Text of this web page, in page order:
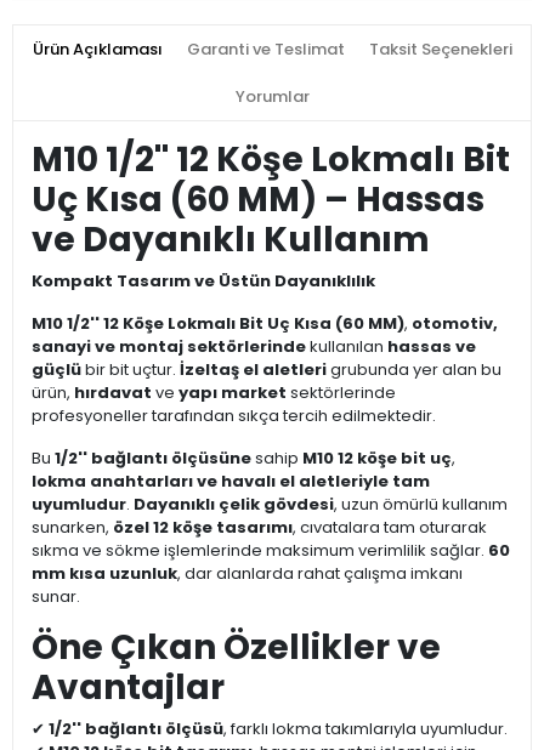
Ürün Açıklaması Garanti ve Teslimat Taksit Seçenekleri
Yorumlar
M10 1/2'' 12 Köşe Lokmalı Bit
Uç Kısa (60 MM) – Hassas
ve Dayanıklı Kullanım
Kompakt Tasarım ve Üstün Dayanıklılık
M10 1/2'' 12 Köşe Lokmalı Bit Uç Kısa (60 MM), otomotiv,
sanayi ve montaj sektörlerindekullanılan hassas ve
güçlübir bit uçtur. İzeltaş el aletlerigrubunda yer alan bu
ürün, hırdavat ve yapı market sektörlerinde
profesyoneller tarafından sıkça tercih edilmektedir.
Bu 1/2'' bağlantı ölçüsünesahip M10 12 köşe bit uç,
lokma anahtarları ve havalı el aletleriyle tam
uyumludur. Dayanıklı çelik gövdesi, uzun ömürlü kullanım
sunarken, özel 12 köşe tasarımı, cıvatalara tam oturarak
sıkma ve sökme işlemlerinde maksimum verimlilik sağlar. 60
mm kısa uzunluk, dar alanlarda rahat çalışma imkanı
sunar.
Öne Çıkan Özellikler ve
Avantajlar
✔ 1/2'' bağlantı ölçüsü, farklı lokma takımlarıyla uyumludur.